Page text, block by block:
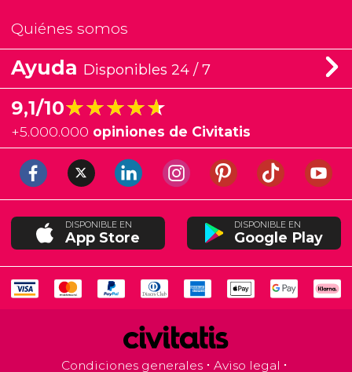
Quiénes somos
Ayuda Disponibles 24 / 7
9,1/10★★★★★
★★★★★
+5.000.000 opiniones de Civitatis
DISPONIBLE EN
App Store
DISPONIBLE EN
Google Play
Condiciones generales
Aviso legal